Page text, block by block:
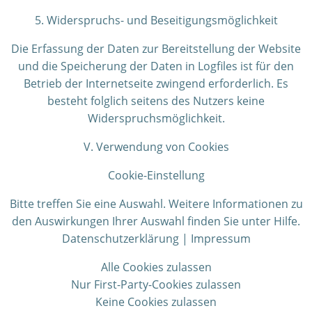
5. Widerspruchs- und Beseitigungsmöglichkeit
Die Erfassung der Daten zur Bereitstellung der Website
und die Speicherung der Daten in Logfiles ist für den
Betrieb der Internetseite zwingend erforderlich. Es
besteht folglich seitens des Nutzers keine
Widerspruchsmöglichkeit.
V. Verwendung von Cookies
Cookie-Einstellung
Bitte treffen Sie eine Auswahl. Weitere Informationen zu
den Auswirkungen Ihrer Auswahl finden Sie unter Hilfe.
Datenschutzerklärung | Impressum
Alle Cookies zulassen
Nur First-Party-Cookies zulassen
Keine Cookies zulassen